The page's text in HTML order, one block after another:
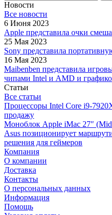
Новости
Все новости
6 Июня 2023
Apple представила очки
25 Мая 2023
Sony представила
16 Мая 2023
Maibenben представила
чипами Intel и AMD и
Статьи
Все статьи
Процессоры Intel Core i9-
продажу
Моноблок Apple iMac 27″
Asus позиционирует
решения для геймеров
Компания
О компании
Доставка
Контакты
О персональных данных
Информация
Помощь